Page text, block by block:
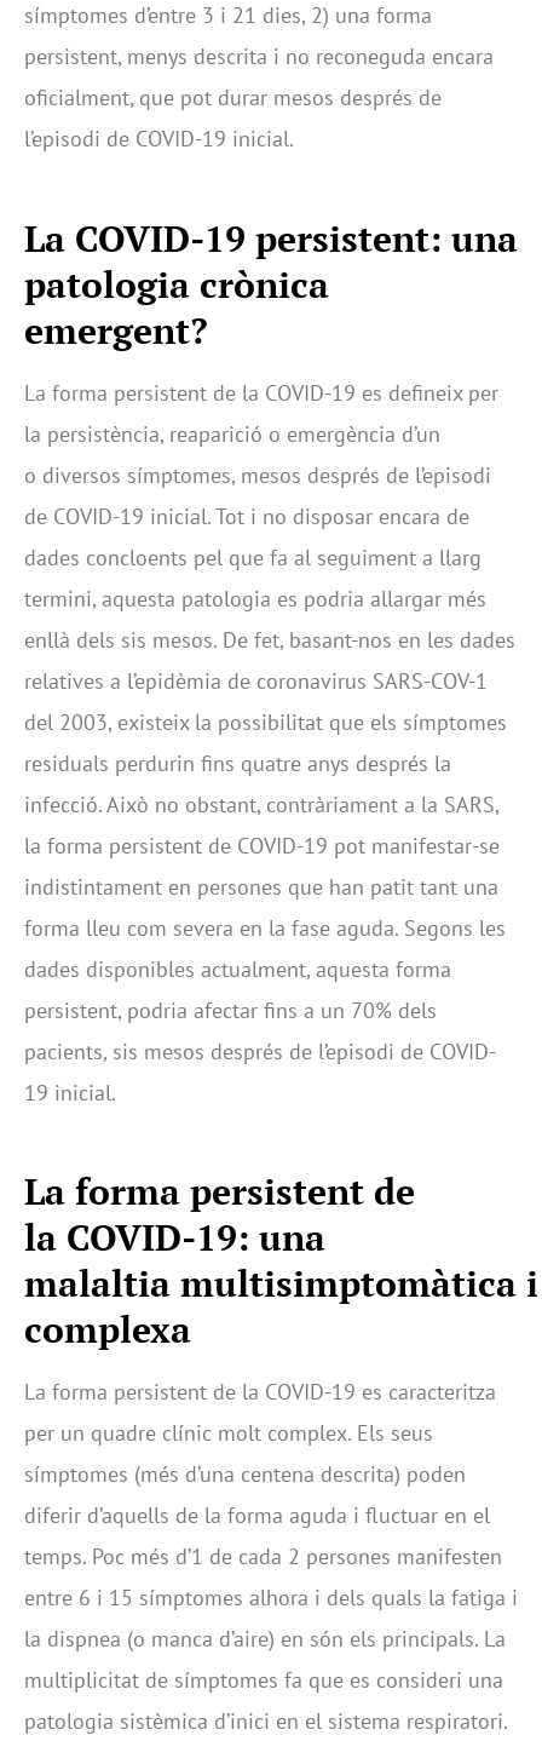
símptomes d’entre 3 i 21 dies, 2) una forma
persistent, menys descrita i no reconeguda encara
oficialment, que pot durar mesos després de
l’episodi de COVID-19 inicial.
La COVID-19 persistent: una
patologia crònica
emergent?
La forma persistent de la COVID-19 es defineix per
la persistència, reaparició o emergència d’un
o diversos símptomes, mesos després de l’episodi
de COVID-19 inicial. Tot i no disposar encara de
dades concloents pel que fa al seguiment a llarg
termini, aquesta patologia es podria allargar més
enllà dels sis mesos. De fet, basant-nos en les dades
relatives a l’epidèmia de coronavirus SARS-COV-1
del 2003, existeix la possibilitat que els símptomes
residuals perdurin fins quatre anys després la
infecció. Això no obstant, contràriament a la SARS,
la forma persistent de COVID-19 pot manifestar-se
indistintament en persones que han patit tant una
forma lleu com severa en la fase aguda. Segons les
dades disponibles actualment, aquesta forma
persistent, podria afectar fins a un 70% dels
pacients, sis mesos després de l’episodi de COVID-
19 inicial.
La forma persistent de
la COVID-19: una
malaltia multisimptomàtica i
complexa
La forma persistent de la COVID-19 es caracteritza
per un quadre clínic molt complex. Els seus
símptomes (més d’una centena descrita) poden
diferir d’aquells de la forma aguda i fluctuar en el
temps. Poc més d’1 de cada 2 persones manifesten
entre 6 i 15 símptomes alhora i dels quals la fatiga i
la dispnea (o manca d’aire) en són els principals. La
multiplicitat de símptomes fa que es consideri una
patologia sistèmica d’inici en el sistema respiratori.